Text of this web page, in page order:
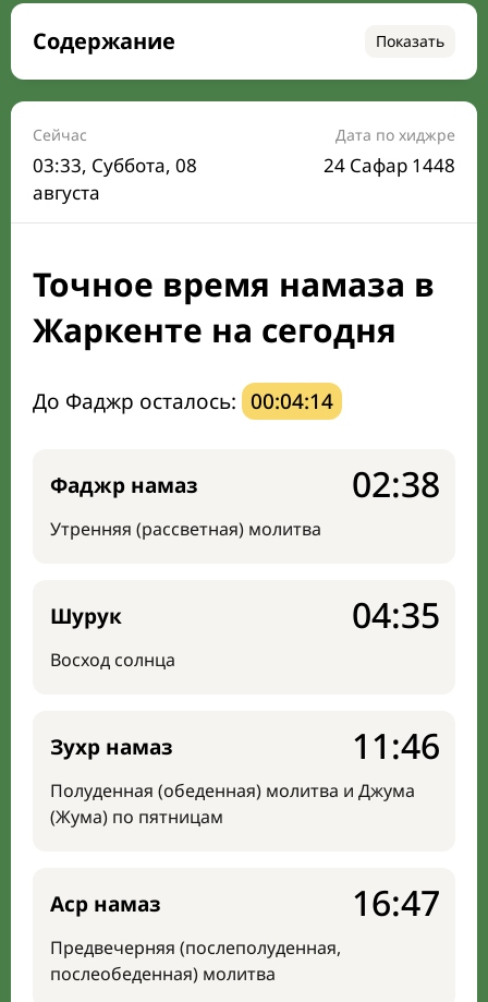
Содержание Показать
Время намаза на сегодня
Расписание на месяц
Время Сухура и Ифтара на сегодня
Календарь рамадана
Направление киблы
Сейчас
03:33, Суббота, 08
августа
Дата по хиджре
24 Сафар 1448
Точное время намаза в
Жаркенте на сегодня
До Фаджр осталось: 00:04:13
Фаджр намаз
Утренняя (рассветная) молитва
02:38
Шурук
Восход солнца
04:35
Зухр намаз
Полуденная (обеденная) молитва и Джума
(Жума) по пятницам
11:46
Аср намаз
Предвечерняя (послеполуденная,
послеобеденная) молитва
16:47